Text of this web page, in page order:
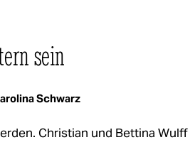
sein
Schwarz
Christian und Bettina Wulff